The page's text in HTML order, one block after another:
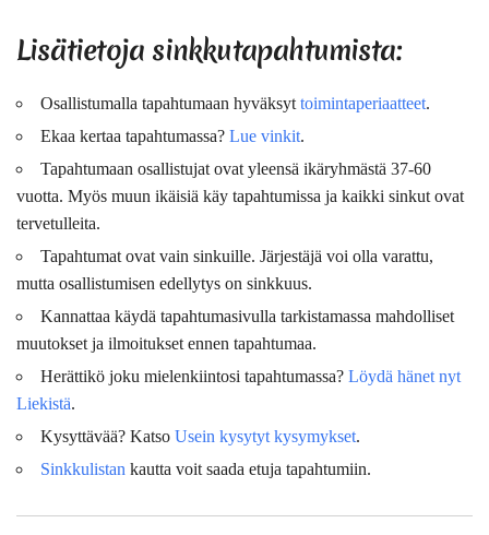
Lisätietoja sinkkutapahtumista:
Osallistumalla tapahtumaan hyväksyt toimintaperiaatteet.
Ekaa kertaa tapahtumassa? Lue vinkit.
Tapahtumaan osallistujat ovat yleensä ikäryhmästä 37-60
vuotta. Myös muun ikäisiä käy tapahtumissa ja kaikki sinkut ovat
tervetulleita.
Tapahtumat ovat vain sinkuille. Järjestäjä voi olla varattu,
mutta osallistumisen edellytys on sinkkuus.
Kannattaa käydä tapahtumasivulla tarkistamassa mahdolliset
muutokset ja ilmoitukset ennen tapahtumaa.
Herättikö joku mielenkiintosi tapahtumassa? Löydä hänet nyt
Liekistä.
Kysyttävää? Katso Usein kysytyt kysymykset.
Sinkkulistan kautta voit saada etuja tapahtumiin.